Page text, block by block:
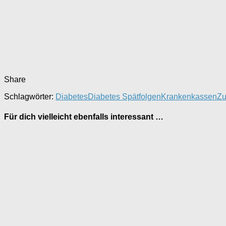
Share
Schlagwörter: DiabetesDiabetes SpätfolgenKrankenkassen
Für dich vielleicht ebenfalls interessant …